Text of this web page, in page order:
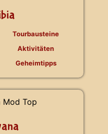
Tourbausteine
Aktivitäten
Geheimtipps